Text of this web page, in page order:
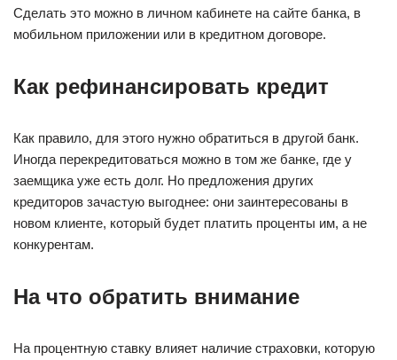
Сделать это можно в личном кабинете на сайте банка, в
мобильном приложении или в кредитном договоре.
Как рефинансировать кредит
Как правило, для этого нужно обратиться в другой банк.
Иногда перекредитоваться можно в том же банке, где у
заемщика уже есть долг. Но предложения других
кредиторов зачастую выгоднее: они заинтересованы в
новом клиенте, который будет платить проценты им, а не
конкурентам.
На что обратить внимание
На процентную ставку влияет наличие страховки, которую